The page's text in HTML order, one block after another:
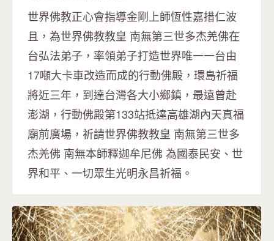
世界佛教正心會指導金剛上師恆性嘉措仁波
且，為世界佛教教皇 南無第三世多杰羌佛在
台弘法弟子，率領弟子打造世界唯一一台由
17噸大卡車改造而成的行動佛殿，環島祈福
將近三年，到達台灣各大小鄉鎮，最遠曾赴
澎湖，行動佛殿第133站抵達高雄湖內天真福
廟前廣場，祈請世界佛教教皇 南無第三世多
杰羌佛 南無本師釋迦牟尼佛 為國泰民安、世
界和平、一切眾生光明永昌祈福。